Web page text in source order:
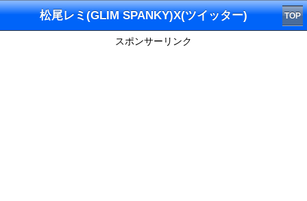
松尾レミ(GLIM SPANKY)X(ツイッター) TOP
スポンサーリンク